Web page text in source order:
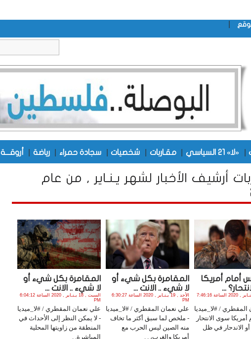
«لا» 21 السياسي مقـاربات شخصيات سجادة حمراء رياضة أروقـــة
أرشيف الأخبار لشهر يـنـاير , من عام
أمام أمريكا
...
السبت , 25 يـنـاير , 2020 الساعة 7:46:16
المقطري / #لا_ميديا
سوى الانتحار
أو الاندحار في ظل
المقامرة بكل شيء أو
لا شيء .. الانت ...
الأحد , 19 يـنـاير , 2020 الساعة 6:30:27
PM
علي نعمان المقطري / #لا_ميديا
- ملخص لما سبق أكثر ما تخاف
منه الصين ليس الحرب مع
أمريكا والغرب، . .
المقامرة بكل شيء أو
لا شيء .. الانت ...
السبت , 18 يـنـاير , 2020 الساعة 6:04:12
PM
علي نعمان المقطري / #لا_ميديا
- لا يمكن النظر إلى الأحداث في
المنطقة من زاويتها المحلية
المباشرة. .